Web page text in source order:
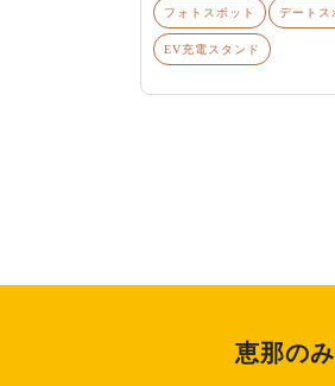
フォトスポット デートス
EV充電スタンド
恵那の